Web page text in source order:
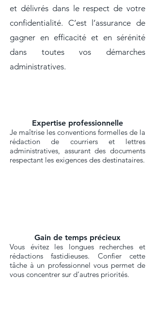
et délivrés dans le respect de votre
confidentialité. C’est l’assurance de
gagner en efficacité et en sérénité
dans toutes vos démarches
administratives.
Expertise professionnelle
​​Je maîtrise les conventions formelles de la
rédaction de courriers et lettres
administratives, assurant des documents
respectant les exigences des destinataires.
Gain de temps précieux
Vous évitez les longues recherches et
rédactions fastidieuses. Confier cette
tâche à un professionnel vous permet de
vous concentrer sur d’autres priorités.